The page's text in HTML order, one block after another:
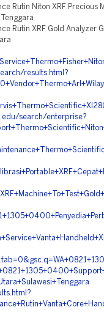
Rutin Niton XRF Precious
Rutin XRF Gold Analyzer
results.html?
search/enterprise?